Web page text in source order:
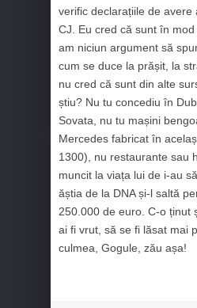
verific declarațiile de avere
CJ. Eu cred că sunt în
am niciun argument să
cum se duce la prășit, la
nu cred că sunt din alte
știu? Nu tu concediu în
Sovata, nu tu mașini
Mercedes fabricat în
1300), nu restaurante sau
muncit la viața lui de i-au
ăștia de la DNA și-l saltă
250.000 de euro. C-o ținut
ai fi vrut, să se fi lăsat mai
culmea, Gogule, zău așa!